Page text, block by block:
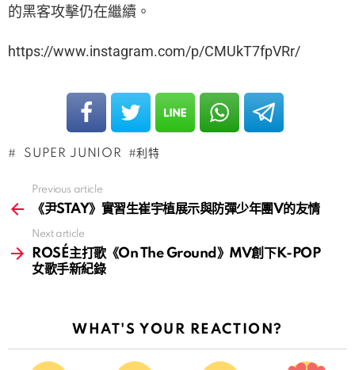
的黑客攻擊仍在繼續。
https://www.instagram.com/p/CMUkT7fpVRr/
SUPER JUNIOR 利特
more
Previous article
《尹STAY》實習生崔宇植展示與防彈少年團V的友情
Next article
ROSÉ主打歌《On The Ground》MV創下K-POP
女歌手新紀錄
WHAT'S YOUR REACTION?